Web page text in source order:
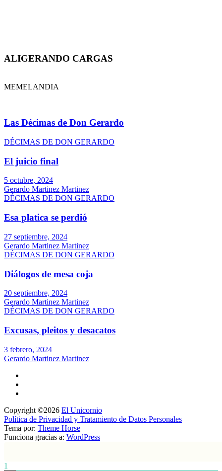
ALIGERANDO CARGAS
MEMELANDIA
Las Décimas de Don Gerardo
DÉCIMAS DE DON GERARDO
El juicio final
5 octubre, 2024
Gerardo Martinez Martinez
DÉCIMAS DE DON GERARDO
Esa platica se perdió
27 septiembre, 2024
Gerardo Martinez Martinez
DÉCIMAS DE DON GERARDO
Diálogos de mesa coja
20 septiembre, 2024
Gerardo Martinez Martinez
DÉCIMAS DE DON GERARDO
Excusas, pleitos y desacatos
3 febrero, 2024
Gerardo Martinez Martinez
Copyright ©2026 El Unicornio
Política de Privacidad y Tratamiento de Datos Personales
Tema por: Theme Horse
Funciona gracias a: WordPress
1